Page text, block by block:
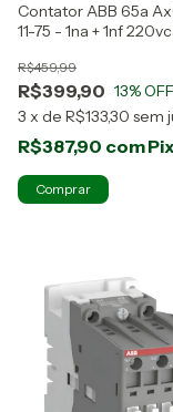
Contator ABB 65a
11-75 - 1na + 1nf
R$399,90
R$459,99
13% OFF
3 x de R$133,30 sem
R$387,90 comPix